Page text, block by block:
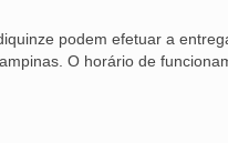
podem efetuar a
O horário de